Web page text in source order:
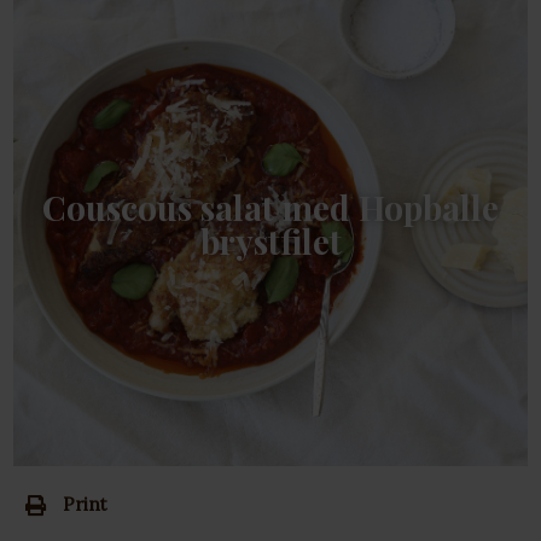
Couscous salat med Hopballe
brystfilet
Print